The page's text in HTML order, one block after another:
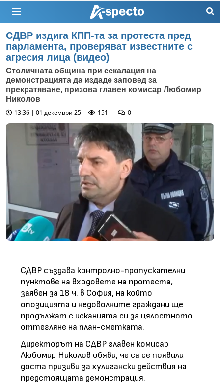
СДВР издига КПП-та за протеста пред
парламента, проверяват известните с
агресия лица (видео)
Столичната община при ескалация на
демонстрацията да издаде заповед за
прекратяване, призова главен комисар Любомир
Николов
13:36 | 01 декември 25
151 0
СДВР създава контролно-пропускателни
пунктове на входовете на протеста,
заявен за 18 ч. в София, на който
опозицията и недоволните граждани ще
продължат с исканията си за цялостното
оттегляне на план-сметката.
Директорът на СДВР главен комисар
Любомир Николов обяви, че са се появили
доста призиви за хулигански действия на
предстоящата демонстрация.